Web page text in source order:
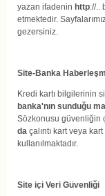
yazan ifadenin http://..
etmektedir.
gezersiniz.
Site-Banka
Kredi kartı bilgilerinin
banka'nın sunduğu
Sözkonusu güvenliğin
da çalıntı kart veya
kullanılmaktadır.
Site içi Veri Güvenliği